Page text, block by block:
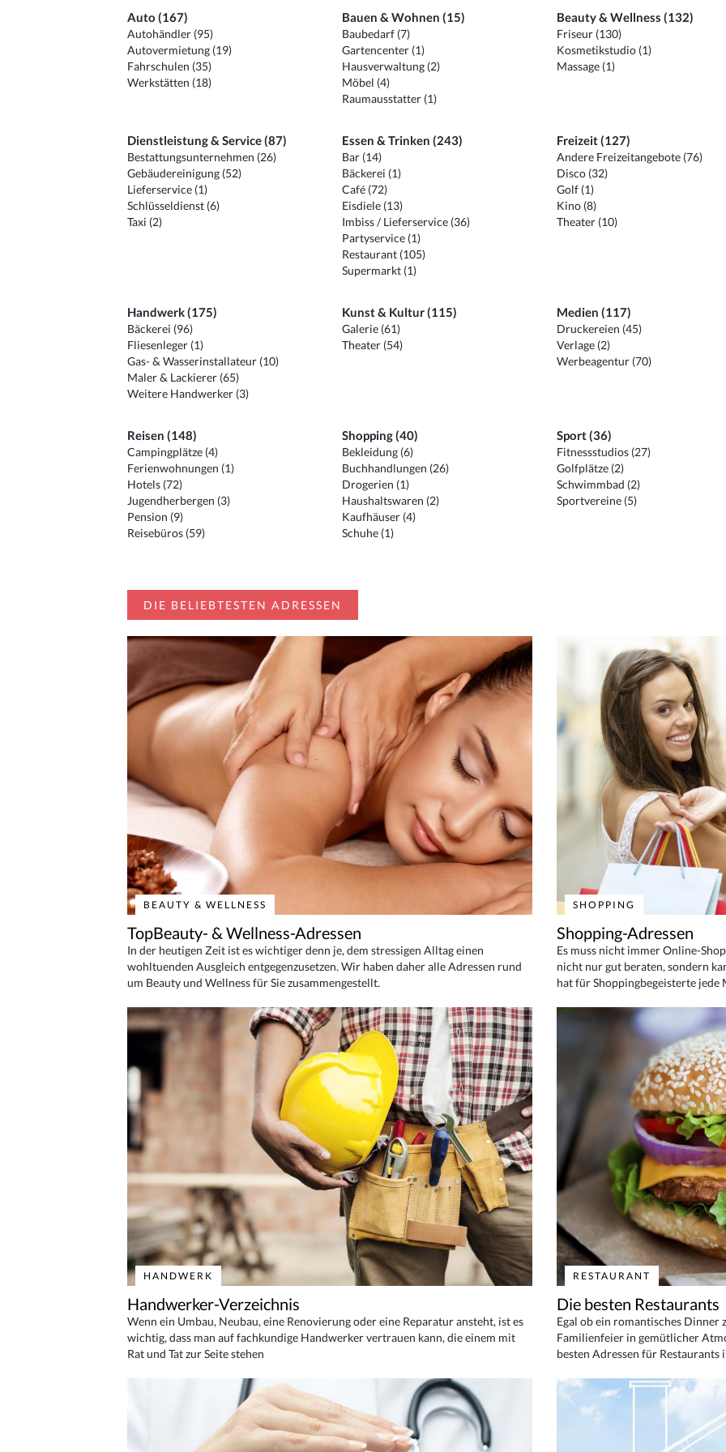
Auto (167)
Autohändler (95)
Autovermietung (19)
Fahrschulen (35)
Werkstätten (18)
Bauen & Wohnen (15)
Baubedarf (7)
Gartencenter (1)
Hausverwaltung (2)
Möbel (4)
Raumausstatter (1)
Beauty & Wellness (132)
Friseur (130)
Kosmetikstudio (1)
Massage (1)
Dienstleistung & Service (87)
Bestattungsunternehmen (26)
Gebäudereinigung (52)
Lieferservice (1)
Schlüsseldienst (6)
Taxi (2)
Essen & Trinken (243)
Bar (14)
Bäckerei (1)
Café (72)
Eisdiele (13)
Imbiss / Lieferservice (36)
Partyservice (1)
Restaurant (105)
Supermarkt (1)
Freizeit (127)
Andere Freizeitangebote (76)
Disco (32)
Golf (1)
Kino (8)
Theater (10)
Handwerk (175)
Bäckerei (96)
Fliesenleger (1)
Gas- & Wasserinstallateur (10)
Maler & Lackierer (65)
Weitere Handwerker (3)
Kunst & Kultur (115)
Galerie (61)
Theater (54)
Medien (117)
Druckereien (45)
Verlage (2)
Werbeagentur (70)
Reisen (148)
Campingplätze (4)
Ferienwohnungen (1)
Hotels (72)
Jugendherbergen (3)
Pension (9)
Reisebüros (59)
Shopping (40)
Bekleidung (6)
Buchhandlungen (26)
Drogerien (1)
Haushaltswaren (2)
Kaufhäuser (4)
Schuhe (1)
Sport (36)
Fitnessstudios (27)
Golfplätze (2)
Schwimmbad (2)
Sportvereine (5)
DIE BELIEBTESTEN ADRESSEN
BEAUTY & WELLNESS
TopBeauty- & Wellness-Adressen
In der heutigen Zeit ist es wichtiger denn je, dem stressigen Alltag einen
wohltuenden Ausgleich entgegenzusetzen. Wir haben daher alle Adressen rund
um Beauty und Wellness für Sie zusammengestellt.
SHOPPING
Shopping-Adressen
Es muss nicht immer Online-
nicht nur gut beraten, sondern
hat für Shoppingbegeisterte jede
HANDWERK
Handwerker-Verzeichnis
Wenn ein Umbau, Neubau, eine Renovierung oder eine Reparatur ansteht, ist es
wichtig, dass man auf fachkundige Handwerker vertrauen kann, die einem mit
Rat und Tat zur Seite stehen
RESTAURANT
Die besten Restaurants
Egal ob ein romantisches Dinner
Familienfeier in gemütlicher
besten Adressen für Restaurants